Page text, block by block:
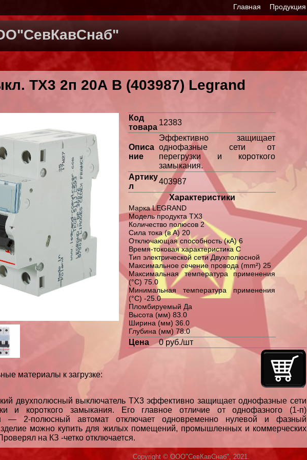
Главная Продукция
TX3 2п 20А B (403987) Legrand
материалы к загрузке:
Код
товара
12383
Описа
ние
Эффективно защищает
однофазные сети от
перегрузки и короткого
замыкания.
Артику
л
403987
Характеристики
Марка LEGRAND
Модель продукта TX3
Количество полюсов 2
Сила тока (в А) 20
Отключающая способность (кА) 6
Время-токовая характеристика C
Тип электрической сети Двухполюсной
Максимальное сечение провода (mm²) 25
Максимальная температура применения
(°C) 75.0
Минимальная температура применения
(°C) -25.0
Пломбируемый Да
Высота (мм) 83.0
Ширина (мм) 36.0
Глубина (мм) 78.0
Цена 0 руб./шт
двухполюсный выключатель TX3 эффективно защищает однофазные сети
и короткого замыкания. Его главное отличие от однофазного (1-п)
— 2-полюсный автомат отключает одновременно нулевой и фазный
зделие можно купить для жилых помещений, промышленных и коммерческих
на КЗ -четко отключается.
Copyright © ООО"СевКавСнаб", 2021.